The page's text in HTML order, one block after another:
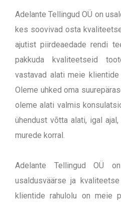
Adelante Tellingud OÜ on
kes soovivad osta
ajutist piirdeaedade rendi
pakkuda kvaliteetseid
vastavad alati meie
Oleme uhked oma
oleme alati valmis
ühendust võtta alati, igal
murede korral.
Adelante Tellingud OÜ
usaldusväärse ja
klientide rahulolu on meie